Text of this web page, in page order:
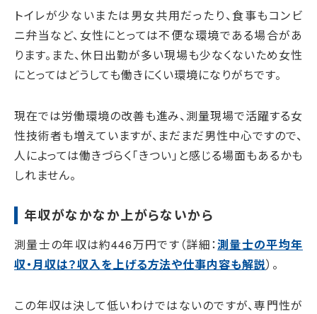
トイレが少ないまたは男女共用だったり、食事もコンビ
ニ弁当など、女性にとっては不便な環境である場合があ
ります。また、休日出勤が多い現場も少なくないため女性
にとってはどうしても働きにくい環境になりがちです。
現在では労働環境の改善も進み、測量現場で活躍する女
性技術者も増えていますが、まだまだ男性中心ですので、
人によっては働きづらく「きつい」と感じる場面もあるかも
しれません。
年収がなかなか上がらないから
測量士の年収は約446万円です（詳細：測量士の平均年
収・月収は？収入を上げる方法や仕事内容も解説）。
この年収は決して低いわけではないのですが、専門性が